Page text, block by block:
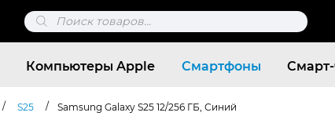
Поиск
товаров
Компьютеры Apple Смартфоны
Поиск
товаров
/ S25 / Samsung Galaxy S25 12/256 ГБ, Синий